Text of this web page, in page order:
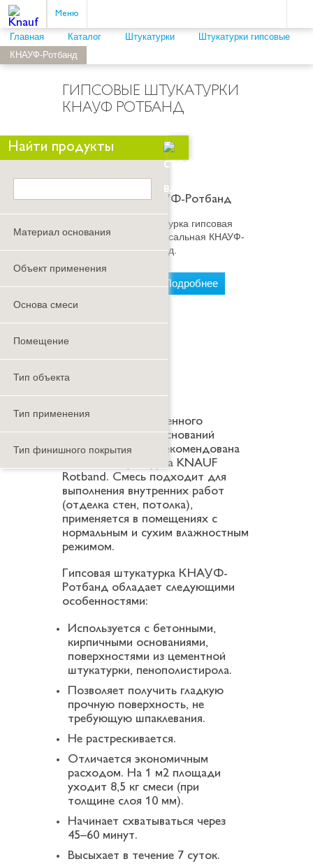
Меню
Главная Каталог Штукатурки
Штукатурки гипсовые
КНАУФ-Ротбанд
ГИПСОВЫЕ ШТУКАТУРКИ
КНАУФ РОТБАНД
Найти продукты
Скрыть/
показать
панель
поиска
Материал основания
Объект применения
Основа смеси
Помещение
Тип объекта
Тип применения
Тип финишного покрытия
КНАУФ-Ротбанд
Штукатурка гипсовая
универсальная КНАУФ-
Ротбанд.
Подробнее
Для высококачественного
оштукатуривания оснований
ручным методом рекомендована
гипсовая штукатурка KNAUF
Rotband. Смесь подходит для
выполнения внутренних работ
(отделка стен, потолка),
применяется в помещениях с
нормальным и сухим влажностным
режимом.
Гипсовая штукатурка КНАУФ-
Ротбанд обладает следующими
особенностями:
Используется с бетонными,
кирпичными основаниями,
поверхностями из цементной
штукатурки, пенополистирола.
Позволяет получить гладкую
прочную поверхность, не
требующую шпаклевания.
Не растрескивается.
Отличается экономичным
расходом. На 1 м2 площади
уходит 8,5 кг смеси (при
толщине слоя 10 мм).
Начинает схватываться через
45–60 минут.
Высыхает в течение 7 суток.